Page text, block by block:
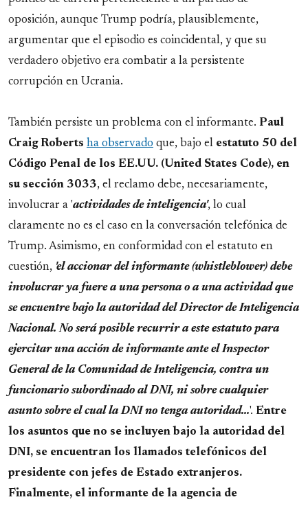
oposición, aunque Trump podría, plausiblemente,
argumentar que el episodio es coincidental, y que su
verdadero objetivo era combatir a la persistente
corrupción en Ucrania.
También persiste un problema con el informante. Paul
Craig Roberts ha observado que, bajo el estatuto 50 del
Código Penal de los EE.UU. (United States Code), en
su sección 3033, el reclamo debe, necesariamente,
involucrar a 'actividades de inteligencia', lo cual
claramente no es el caso en la conversación telefónica de
Trump. Asimismo, en conformidad con el estatuto en
cuestión, 'el accionar del informante (whistleblower) debe
involucrar ya fuere a una persona o a una actividad que
se encuentre bajo la autoridad del Director de Inteligencia
Nacional. No será posible recurrir a este estatuto para
ejercitar una acción de informante ante el Inspector
General de la Comunidad de Inteligencia, contra un
funcionario subordinado al DNI, ni sobre cualquier
asunto sobre el cual la DNI no tenga autoridad...'. Entre
los asuntos que no se incluyen bajo la autoridad del
DNI, se encuentran los llamados telefónicos del
presidente con jefes de Estado extranjeros.
Finalmente, el informante de la agencia de